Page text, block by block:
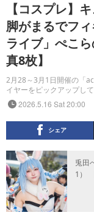
【コスプレ】
脚がまるでフ
ライブ」ぺこ
真8枚】
2月28～3月1日開催の「
イヤーをピックアップして
2026.5.16 Sat 20:00
シェア
兎田
1）